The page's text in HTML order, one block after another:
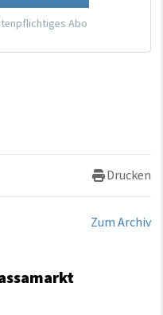
Abo
Drucken
Zum Archiv